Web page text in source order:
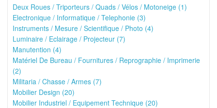
Deux Roues / Triporteurs / Quads / Vélos / Motoneige (1)
Electronique / Informatique / Telephonie (3)
Instruments / Mesure / Scientifique / Photo (4)
Luminaire / Eclairage / Projecteur (7)
Manutention (4)
Matériel De Bureau / Fournitures / Reprographie / Imprimerie
(2)
Militaria / Chasse / Armes (7)
Mobilier Design (20)
Mobilier Industriel / Equipement Technique (20)